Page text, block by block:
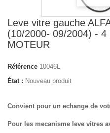
Leve vitre gauche
(10/2000- 09/2004) - 4
MOTEUR
Référence 10046L
État : Nouveau produit
Convient pour un echange de
Pour les mecanisme leve vitres